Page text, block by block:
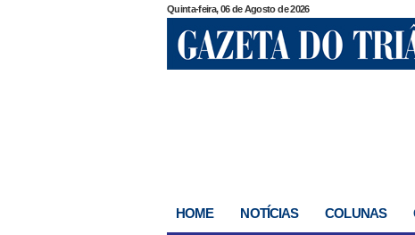
Quinta-feira, 06 de Agosto de 2026
HOME NOTÍCIAS COLUNAS